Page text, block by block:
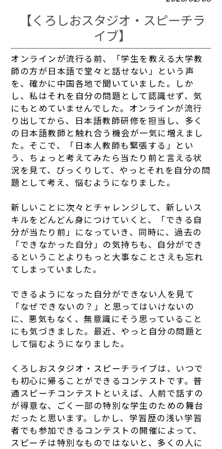
【くろしおスタジオ・スピーチラ
イブ】
オンラインが流行る前、「学生を教える大学教
師の方が日本語で堂々と話せない」という声
を、確かに中国各地で聞いていました。しか
し、私はそれを自分の問題として認識せず、気
にもとめていませんでした。オンラインが流行
り出してから、日本語教師研修を担当し、多く
の日本語教師と触れ合う機会が一気に増えまし
た。そこで、「日本人教師も緊張する」とい
う、ちょっと考えてみたら当たり前と言える状
況を見て、びっくりして、やっとそれを自分の問
題として考え、悩むようになりました。
新しいことに次々とチャレンジして、新しいス
キルをどんどん身につけていくと、「できる自
分が当たり前」になっていき、同時に、過去の
「できなかった自分」の気持ちも、自分ができ
るということよりもっと大事なことさえも忘れ
てしまっていました。
できるようになった自分ができない人を見て
「なぜできないの？」と思ってはいけないの
に、悪気もなく、無意識にそう思っていること
にも気づきました。最近、やっと自分の問題と
して悩むようになりました。
くろしおスタジオ・スピーチライブは、いつで
も初心に帰ることができるコンテストです。普
通スピーチコンテストといえば、人前で話すの
が得意な、ごく一部の特別な学生のための舞台
だったと思います。しかし、学習歴の浅い学習
者でも参加できるコンテストの開催によって、
スピーチは特別なものではないと、多くの人に